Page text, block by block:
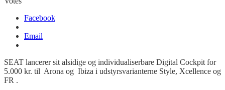
Facebook
Email
SEAT lancerer sit alsidige og individualiserbare Digital Cockpit for
5.000 kr. til Arona og Ibiza i udstyrsvarianterne Style, Xcellence og
FR .